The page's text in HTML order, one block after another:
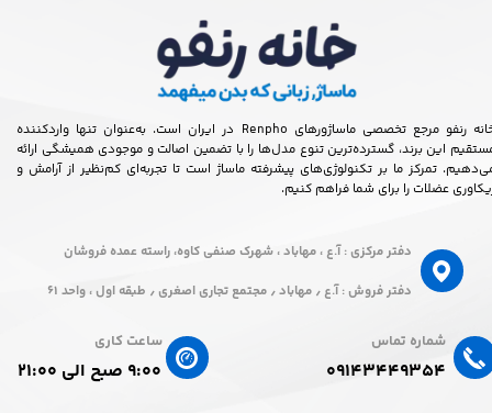
دفتر مرکزی : آ.ع ، مهاباد ، شهرک صنفی کاوه، راسته عمده فروشان
دفتر فروش : آ.ع ٫ مهاباد ٫ مجتمع تجاری اصغری ٫ طبقه اول ، واحد ۶۱
خانه رنفو مرجع تخصصی ماساژورهای Renpho در ایران است. به‌عنوان تنها واردکننده
این برند، گسترده‌ترین تنوع مدل‌ها را با تضمین اصالت و موجودی همیشگی ارائه
تمرکز ما بر تکنولوژی‌های پیشرفته ماساژ است تا تجربه‌ای کم‌نظیر از آرامش و
عضلات را برای شما فراهم کنیم.
۰۹۱۴۳۴۴۹۳۵۴
شماره تماس ساعت کاری
۹:۰۰ صبح الی ۲۱:۰۰